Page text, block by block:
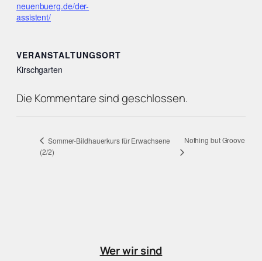
neuenbuerg.de/der-
assistent/
VERANSTALTUNGSORT
Kirschgarten
Die Kommentare sind geschlossen.
Sommer-Bildhauerkurs für Erwachsene
(2/2)
Nothing but Groove
Wer wir sind